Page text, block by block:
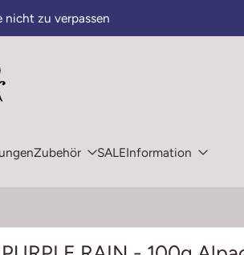
nicht zu verpassen
Zubehör SALEInformation